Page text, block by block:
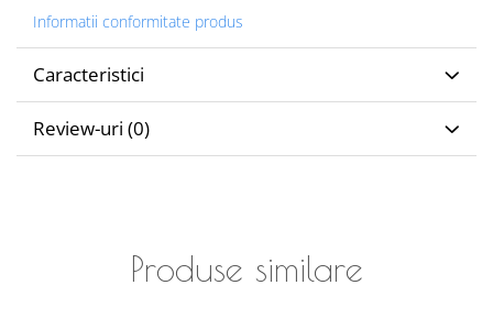
Informatii conformitate produs
Caracteristici
Review-uri (0)
Produse similare